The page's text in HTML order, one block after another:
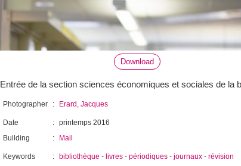
Download
Entrée de la section sciences économiques et sociales de la
Photographer : Erard, Jacques
Date : printemps 2016
Building
: Mail
Keywords : bibliothèque - livres - périodiques - journaux - révision